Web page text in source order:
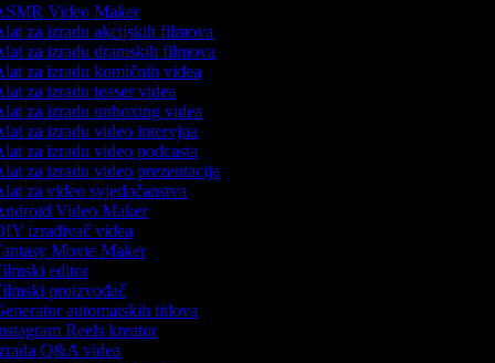
Video Maker
za izradu akcijskih filmova
za izradu dramskih filmova
za izradu komičnih videa
za izradu teaser videa
za izradu unboxing videa
za izradu video intervjua
za izradu video podcasta
za izradu video prezentacija
za video svjedočanstva
Video Maker
izrađivač videa
Movie Maker
editor
proizvođač
automatskih titlova
Reels kreator
Q&A videa